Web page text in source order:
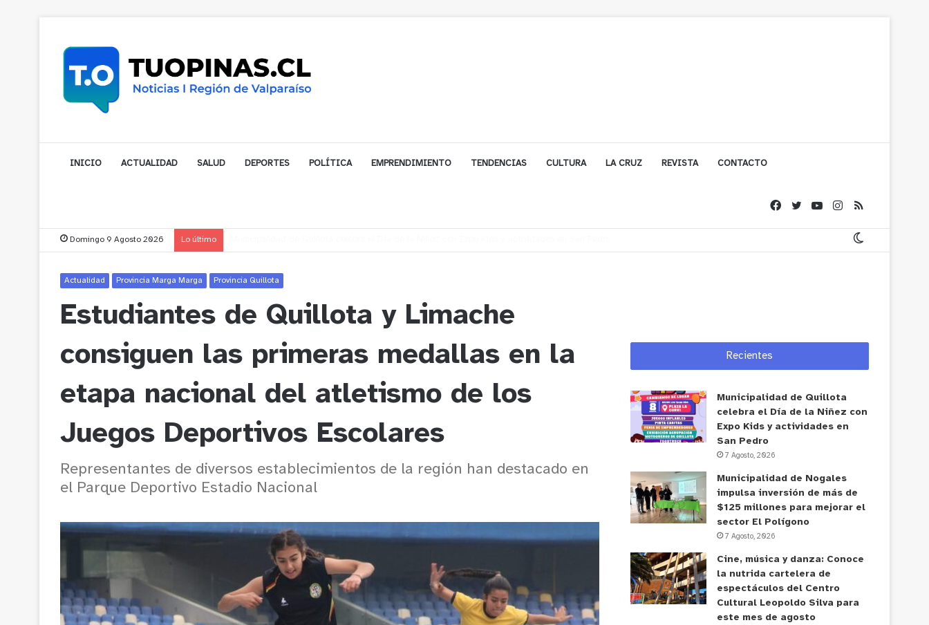
INICIO ACTUALIDAD SALUD DEPORTES POLÍTICA EMPRENDIMIENTO TENDENCIAS CULTURA LA CRUZ REVISTA CONTACTO
Domingo 9 Agosto 2026 Lo último
Actualidad Provincia Marga Marga Provincia Quillota
Estudiantes de Quillota y Limache
consiguen las primeras medallas en la
etapa nacional del atletismo de los
Juegos Deportivos Escolares
Representantes de diversos establecimientos de la región han destacado en
el Parque Deportivo Estadio Nacional
Recientes
Municipalidad de Quillota
celebra el Día de la Niñez con
Expo Kids y actividades en
San Pedro
7 Agosto, 2026
Municipalidad de Nogales
impulsa inversión de más de
$125 millones para mejorar el
sector El Polígono
7 Agosto, 2026
Cine, música y danza: Conoce
la nutrida cartelera de
espectáculos del Centro
Cultural Leopoldo Silva para
este mes de agosto